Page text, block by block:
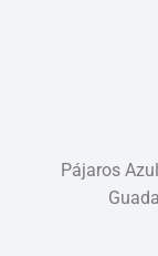
Pájaros